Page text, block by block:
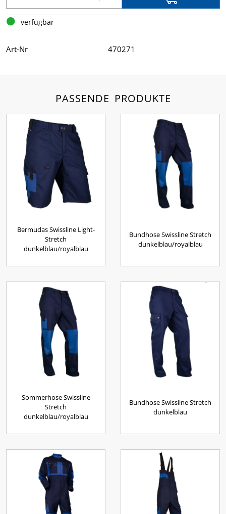
verfügbar
Art-Nr 470271
PASSENDE PRODUKTE
Bermudas Swissline Light-
Stretch
dunkelblau/royalblau
Bundhose Swissline Stretch
dunkelblau/royalblau
Sommerhose Swissline
Stretch
dunkelblau/royalblau
Bundhose Swissline Stretch
dunkelblau